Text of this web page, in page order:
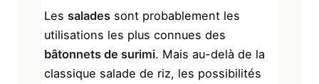
Les salades sont probablement les
utilisations les plus connues des
bâtonnets de surimi. Mais au-delà de la
classique salade de riz, les possibilités